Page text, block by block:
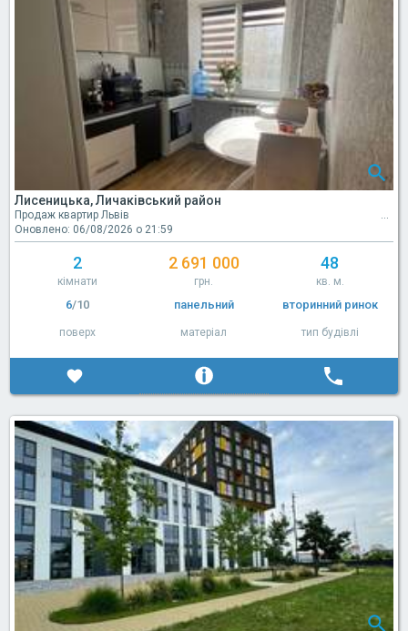
Лисеницька, Личаківський район
Продаж квартир Львів
Оновлено: 06/08/2026 о 21:59
2
кімнати
2 691 000
грн.
48
кв. м.
6/10
поверх
панельний
матеріал
вторинний ринок
тип будівлі